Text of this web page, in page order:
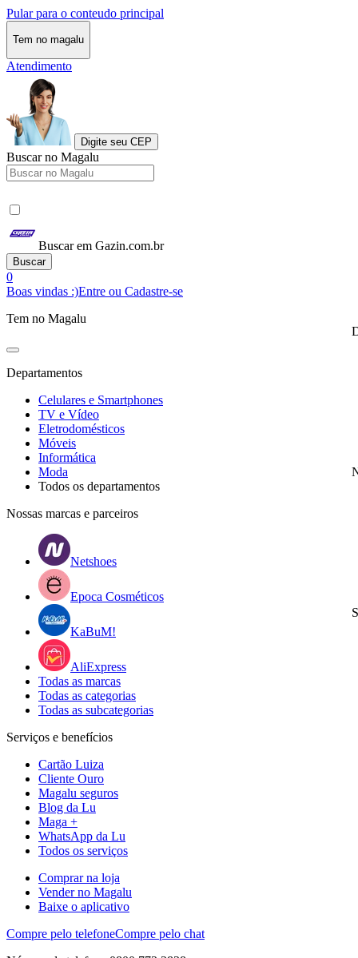
Pular para o conteudo principal
Tem no magalu
Atendimento
Digite seu CEP
Buscar no Magalu
Buscar em Gazin.com.br
Buscar
0
Boas vindas :)Entre ou Cadastre-se
Tem no Magalu
Departamentos
Celulares e Smartphones
TV e Vídeo
Eletrodomésticos
Móveis
Informática
Moda
Todos os departamentos
Nossas marcas e parceiros
Netshoes
Epoca Cosméticos
KaBuM!
AliExpress
Todas as marcas
Todas as categorias
Todas as subcategorias
Serviços e benefícios
Cartão Luiza
Cliente Ouro
Magalu seguros
Blog da Lu
Maga +
WhatsApp da Lu
Todos os serviços
Comprar na loja
Vender no Magalu
Baixe o aplicativo
Compre pelo telefoneCompre pelo chat